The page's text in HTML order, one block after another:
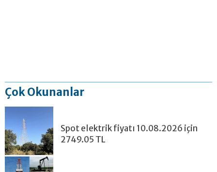
Çok Okunanlar
Spot elektrik fiyatı 10.08.2026 için
2749.05 TL